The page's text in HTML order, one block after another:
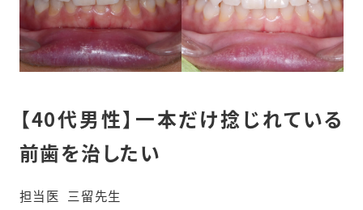
【40代男性】一本だけ捻じれている
前歯を治したい
担当医 三留先生